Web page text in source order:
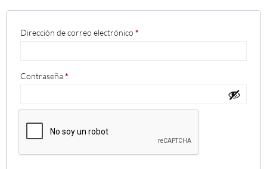
Dirección de correo electrónico *
Contraseña *